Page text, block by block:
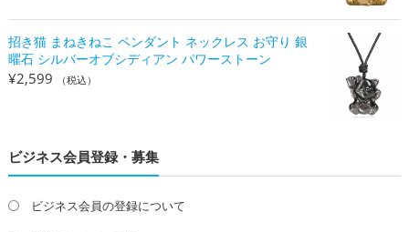
招き猫 まねきねこ ペンダント ネックレス お守り 銀
曜石 シルバーオブシディアン パワーストーン
¥2,599 （税込）
ビジネス会員登録・募集
ビジネス会員の登録について